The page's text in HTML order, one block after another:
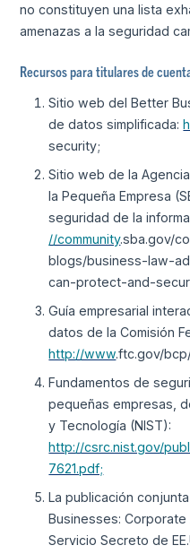
no constituyen una lista
amenazas a la seguridad
Recursos para titulares de
Sitio web del Better
de datos simplificada:
security;
Sitio web de la
la Pequeña Empresa
seguridad de la
//community.sba.gov/
blogs/business-law-
can-protect-and-
Guía empresarial
datos de la Comisión
http://www.ftc.gov/
Fundamentos de
pequeñas empresas,
y Tecnología (NIST):
http://csrc.nist.gov/
7621.pdf;
La publicación
Businesses:
Servicio Secreto de